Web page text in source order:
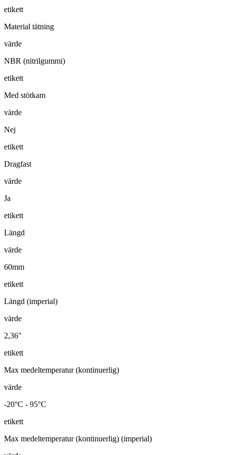
etikett
Material tätning
värde
NBR (nitrilgummi)
etikett
Med stötkam
värde
Nej
etikett
Dragfast
värde
Ja
etikett
Längd
värde
60mm
etikett
Längd (imperial)
värde
2,36"
etikett
Max medeltemperatur (kontinuerlig)
värde
-20°C - 95°C
etikett
Max medeltemperatur (kontinuerlig) (imperial)